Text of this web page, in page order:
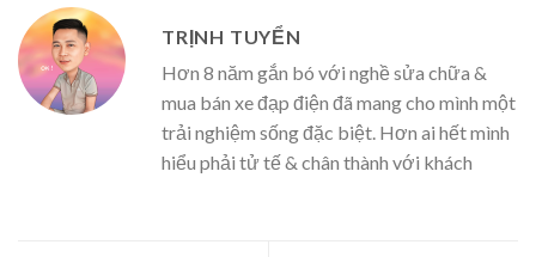
TRỊNH TUYỂN
Hơn 8 năm gắn bó với nghề sửa chữa &
mua bán xe đạp điện đã mang cho mình một
trải nghiệm sống đặc biệt. Hơn ai hết mình
hiểu phải tử tế & chân thành với khách